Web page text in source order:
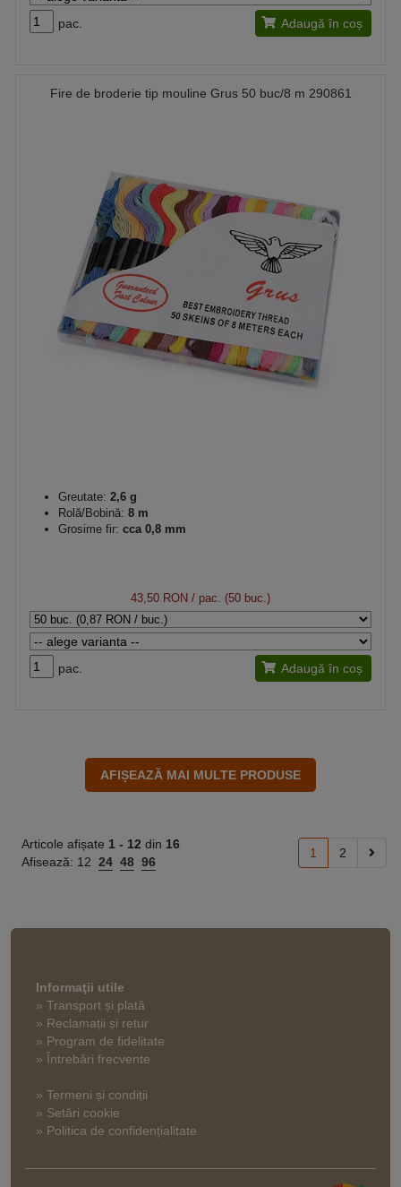
pac. Adaugă în coș
Fire de broderie tip mouline Grus 50 buc/8 m 290861
Greutate: 2,6 g
Rolă/Bobină: 8 m
Grosime fir: cca 0,8 mm
43,50 RON / pac. (50 buc.)
pac. Adaugă în coș
Articole afișate 1 - 12 din 16
Afisează: 12 24 48 96
1 2
Informaţii utile
» Transport și plată
» Reclamații și retur
» Program de fidelitate
» Întrebări frecvente
» Termeni și condiții
» Setări cookie
» Politica de confidențialitate